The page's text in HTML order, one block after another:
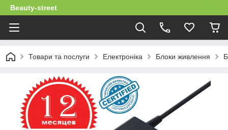
Beauty-street
Товари та послуги Електроніка Блоки живлення